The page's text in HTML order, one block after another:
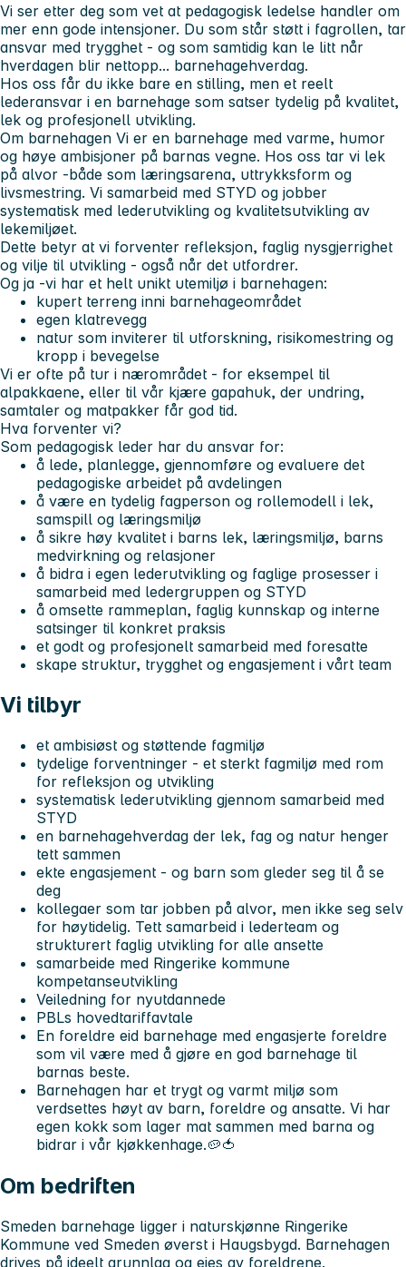
Vi ser etter deg som vet at pedagogisk ledelse handler om
mer enn gode intensjoner. Du som står støtt i fagrollen, tar
ansvar med trygghet - og som samtidig kan le litt når
hverdagen blir nettopp... barnehagehverdag.
Hos oss får du ikke bare en stilling, men et reelt
lederansvar i en barnehage som satser tydelig på kvalitet,
lek og profesjonell utvikling.
Om barnehagen Vi er en barnehage med varme, humor
og høye ambisjoner på barnas vegne. Hos oss tar vi lek
på alvor -både som læringsarena, uttrykksform og
livsmestring. Vi samarbeid med STYD og jobber
systematisk med lederutvikling og kvalitetsutvikling av
lekemiljøet.
Dette betyr at vi forventer refleksjon, faglig nysgjerrighet
og vilje til utvikling - også når det utfordrer.
Og ja -vi har et helt unikt utemiljø i barnehagen:
kupert terreng inni barnehageområdet
egen klatrevegg
natur som inviterer til utforskning, risikomestring og
kropp i bevegelse
Vi er ofte på tur i nærområdet - for eksempel til
alpakkaene, eller til vår kjære gapahuk, der undring,
samtaler og matpakker får god tid.
Hva forventer vi?
Som pedagogisk leder har du ansvar for:
å lede, planlegge, gjennomføre og evaluere det
pedagogiske arbeidet på avdelingen
å være en tydelig fagperson og rollemodell i lek,
samspill og læringsmiljø
å sikre høy kvalitet i barns lek, læringsmiljø, barns
medvirkning og relasjoner
å bidra i egen lederutvikling og faglige prosesser i
samarbeid med ledergruppen og STYD
å omsette rammeplan, faglig kunnskap og interne
satsinger til konkret praksis
et godt og profesjonelt samarbeid med foresatte
skape struktur, trygghet og engasjement i vårt team
Vi tilbyr
et ambisiøst og støttende fagmiljø
tydelige forventninger - et sterkt fagmiljø med rom
for refleksjon og utvikling
systematisk lederutvikling gjennom samarbeid med
STYD
en barnehagehverdag der lek, fag og natur henger
tett sammen
ekte engasjement - og barn som gleder seg til å se
deg
kollegaer som tar jobben på alvor, men ikke seg selv
for høytidelig. Tett samarbeid i lederteam og
strukturert faglig utvikling for alle ansette
samarbeide med Ringerike kommune
kompetanseutvikling
Veiledning for nyutdannede
PBLs hovedtariffavtale
En foreldre eid barnehage med engasjerte foreldre
som vil være med å gjøre en god barnehage til
barnas beste.
Barnehagen har et trygt og varmt miljø som
verdsettes høyt av barn, foreldre og ansatte. Vi har
egen kokk som lager mat sammen med barna og
bidrar i vår kjøkkenhage.🥔🍅
Om bedriften
Smeden barnehage ligger i naturskjønne Ringerike
Kommune ved Smeden øverst i Haugsbygd. Barnehagen
drives på ideelt grunnlag og eies av foreldrene.